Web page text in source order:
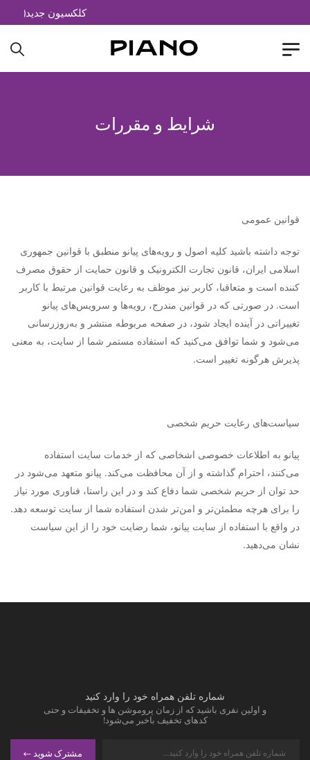
کلکسیون جدید(
شرایط و مقررات
قوانین عمومی
توجه داشته باشید کلیه اصول و رویه‏‌های پیانو منطبق با قوانین جمهوری
اسلامی ایران، قانون تجارت الکترونیک و قانون حمایت از حقوق مصرف
کننده است و متعاقبا، کاربر نیز موظف به رعایت قوانین مرتبط با کاربر
است. در صورتی که در قوانین مندرج، رویه‏‌ها و سرویس‏‌های پیانو
تغییراتی در آینده ایجاد شود، در صفحه مربوطه منتشر و به‌روزرسانی
می‌شود و شما توافق می‏‌کنید که استفاده مستمر شما از سایت، به معنی
پذیرش هرگونه تغییر است.
سیاست‏‌های رعایت حریم شخصی
پیانو به اطلاعات خصوصی اشخاصى که از خدمات سایت استفاده
می‏‌کنند، احترام گذاشته و از آن محافظت می‏‌کند. پیانو متعهد می‏‌شود در
حد توان از حریم شخصی شما دفاع کند و در این راستا، فناوری مورد نیاز
را برای هرچه مطمئن‏‌تر و امن‏‌تر شدن استفاده شما از سایت توسعه دهد.
در واقع با استفاده از سایت پیانو، شما رضایت خود را از این سیاست
نشان می‏‌دهید.
شماره تلفن همراه خود را وارد کنید
و اولین نفری باشید که از زمان پروموشن ها و تخفیفات و حتی
کدهای تخفیف باخبر می‌شود!
مشترک شوید